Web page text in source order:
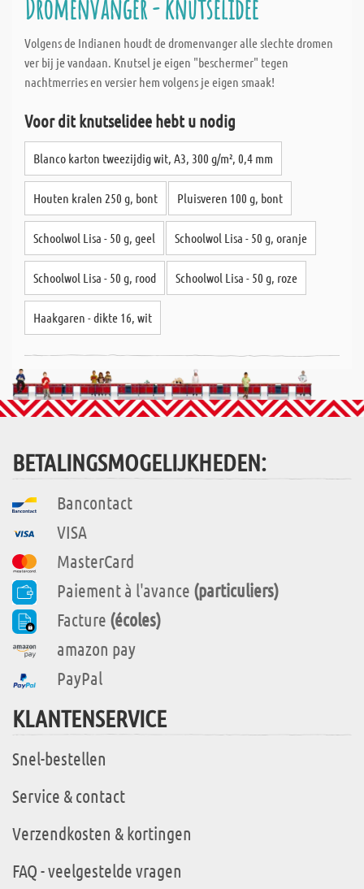
Dromenvanger - knutselidee
Volgens de Indianen houdt de dromenvanger alle slechte dromen
ver bij je vandaan. Knutsel je eigen "beschermer" tegen
nachtmerries en versier hem volgens je eigen smaak!
Voor dit knutselidee hebt u nodig
Blanco karton tweezijdig wit, A3, 300 g/m², 0,4 mm
Houten kralen 250 g, bont Pluisveren 100 g, bont
Schoolwol Lisa - 50 g, geel Schoolwol Lisa - 50 g, oranje
Schoolwol Lisa - 50 g, rood Schoolwol Lisa - 50 g, roze
Haakgaren - dikte 16, wit
BETALINGSMOGELIJKHEDEN:
Bancontact
VISA
MasterCard
Paiement à l'avance (particuliers)
Facture (écoles)
amazon pay
PayPal
KLANTENSERVICE
Snel-bestellen
Service & contact
Verzendkosten & kortingen
FAQ - veelgestelde vragen